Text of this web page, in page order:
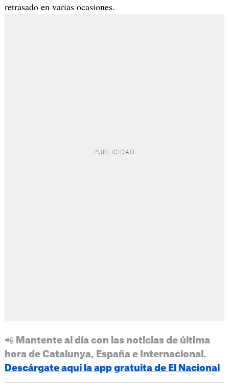
retrasado en varias ocasiones.
📲 Mantente al día con las noticias de última
hora de Catalunya, España e Internacional.
Descárgate aquí la app gratuita de El Nacional